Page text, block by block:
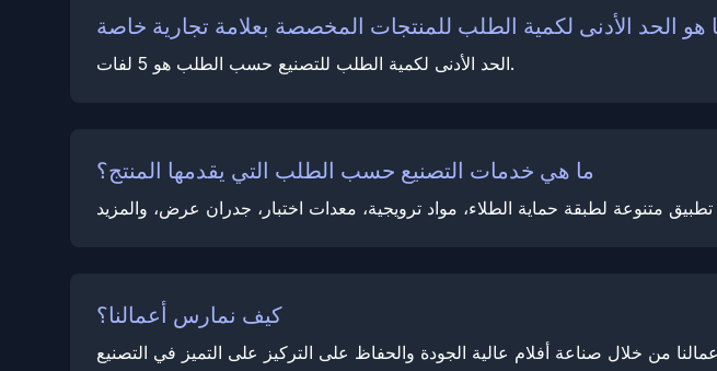
الحد الأدنى لكمية الطلب للتصنيع حسب الطلب هو 5 لفات.
ما هي خدمات التصنيع حسب الطلب التي يقدمها المنتج؟
كيف نمارس أعمالنا؟